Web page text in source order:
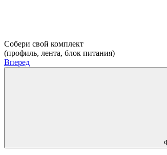
Собери свой комплект
(профиль, лента, блок питания)
Вперед